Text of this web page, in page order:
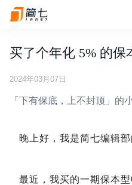
买了个年化 5% 的保
2024年03月07日
「下有保底，上不封顶」的
晚上好，我是简七编辑
最近，我买的一期保本